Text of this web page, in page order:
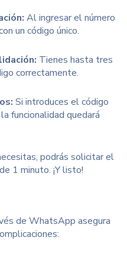
Al ingresar el número
un código único.
Tienes hasta tres
correctamente.
Si introduces el código
funcionalidad quedará
podrás solicitar el
1 minuto. ¡Y listo!
de WhatsApp asegura